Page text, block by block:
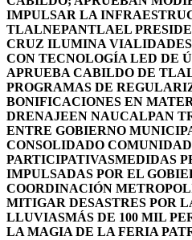
IMPULSAR LA
TLALNEPANTLAEL
CRUZ ILUMINA
CON TECNOLOGÍA LED DE
APRUEBA CABILDO DE
PROGRAMAS DE
BONIFICACIONES EN
DRENAJEEN NAUCALPAN
ENTRE GOBIERNO
CONSOLIDADO
PARTICIPATIVASMEDIDAS
IMPULSADAS POR EL
COORDINACIÓN
MITIGAR DESASTRES POR
LLUVIASMÁS DE 100 MIL
LA MAGIA DE LA FERIA